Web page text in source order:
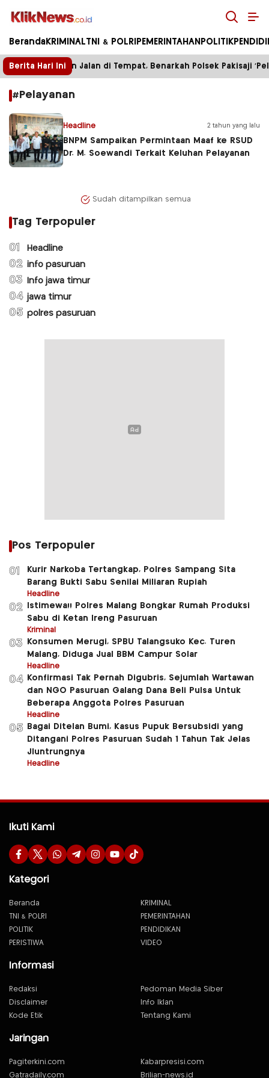
Kliknews.co.id
Beranda KRIMINAL TNI & POLRI PEMERINTAHAN POLITIK
Berita Hari Ini
Enam Bulan Jalan di Tempat, Benarkah Polsek Pakisaji
#Pelayanan
Headline 2 tahun yang lalu
BNPM Sampaikan Permintaan Maaf ke RSUD
Dr. M. Soewandi Terkait Keluhan Pelayanan
Sudah ditampilkan semua
Tag Terpopuler
01 Headline
02 info pasuruan
03 Info jawa timur
04 jawa timur
05 polres pasuruan
Pos Terpopuler
01
Kurir Narkoba Tertangkap, Polres Sampang Sita
Barang Bukti Sabu Senilai Miliaran Rupiah
Headline
02
Istimewa!! Polres Malang Bongkar Rumah Produksi
Sabu di Ketan Ireng Pasuruan
Kriminal
03
Konsumen Merugi, SPBU Talangsuko Kec. Turen
Malang, Diduga Jual BBM Campur Solar
Headline
04
Konfirmasi Tak Pernah Digubris, Sejumlah Wartawan
dan NGO Pasuruan Galang Dana Beli Pulsa Untuk
Beberapa Anggota Polres Pasuruan
Headline
05
Bagai Ditelan Bumi, Kasus Pupuk Bersubsidi yang
Ditangani Polres Pasuruan Sudah 1 Tahun Tak Jelas
Jluntrungnya
Headline
Ikuti Kami
Kategori
Beranda
KRIMINAL
TNI & POLRI
PEMERINTAHAN
POLITIK
PENDIDIKAN
PERISTIWA
VIDEO
Informasi
Redaksi
Pedoman Media Siber
Disclaimer
Info Iklan
Kode Etik
Tentang Kami
Jaringan
Pagiterkini.com
Kabarpresisi.com
Gatradaily.com
Brilian-news.id